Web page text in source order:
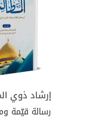
إرشاد ذوي
رسالة قيّمة